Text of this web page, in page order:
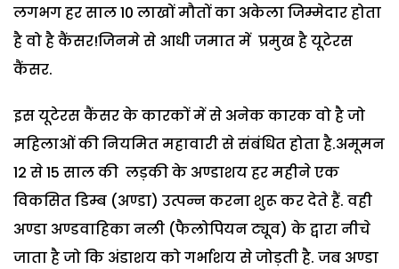
लगभग हर साल 10 लाखों मौतों का अकेला जिम्मेदार होता
है वो है कैंसर!जिनमे से आधी जमात में प्रमुख है यूटेरस
कैंसर.
इस यूटेरस कैंसर के कारकों में से अनेक कारक वो है जो
महिलाओं की नियमित महावारी से संबंधित होता है.अमूमन
12 से 15 साल की लड़की के अण्डाशय हर महीने एक
विकसित डिम्ब (अण्डा) उत्पन्न करना शुरू कर देते हैं. वही
अण्डा अण्डवाहिका नली (फैलोपियन ट्यूव) के द्वारा नीचे
जाता है जो कि अंडाशय को गर्भाशय से जोड़ती है. जब अण्डा